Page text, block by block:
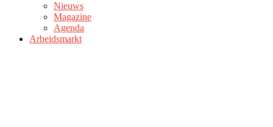
Nieuws
Magazine
Agenda
Arbeidsmarkt